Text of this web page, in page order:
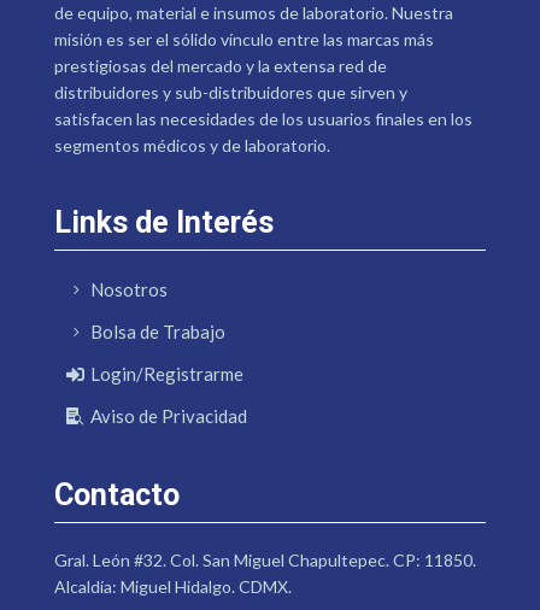
de equipo, material e insumos de laboratorio. Nuestra
misión es ser el sólido vínculo entre las marcas más
prestigiosas del mercado y la extensa red de
distribuidores y sub-distribuidores que sirven y
satisfacen las necesidades de los usuarios finales en los
segmentos médicos y de laboratorio.
Links de Interés
Nosotros
Bolsa de Trabajo
Login/Registrarme
Aviso de Privacidad
Contacto
Gral. León #32. Col. San Miguel Chapultepec. CP: 11850.
Alcaldía: Miguel Hidalgo. CDMX.